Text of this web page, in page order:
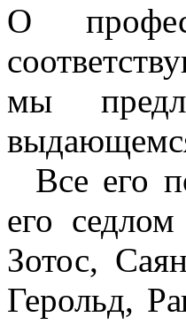
О
мы
Все его
его
Зотос,
Герольд,